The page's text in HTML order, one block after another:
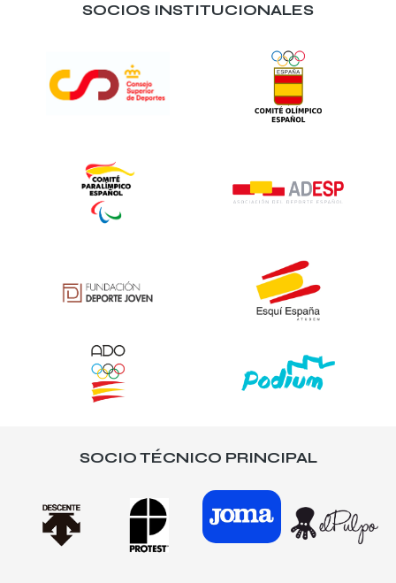
SOCIOS INSTITUCIONALES
SOCIO TÉCNICO PRINCIPAL